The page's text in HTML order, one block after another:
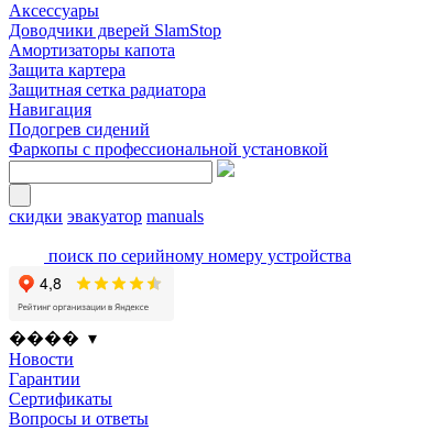
Аксессуары
Доводчики дверей SlamStop
Амортизаторы капота
Защита картера
Защитная сетка радиатора
Навигация
Подогрев сидений
Фаркопы с профессиональной установкой
скидки эвакуатор manuals
поиск по серийному номеру устройства
���� ▾
Новости
Гарантии
Сертификаты
Вопросы и ответы